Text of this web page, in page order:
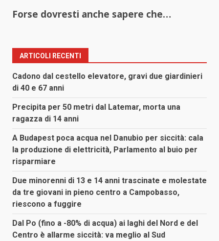
Forse dovresti anche sapere che…
ARTICOLI RECENTI
Cadono dal cestello elevatore, gravi due giardinieri
di 40 e 67 anni
Precipita per 50 metri dal Latemar, morta una
ragazza di 14 anni
A Budapest poca acqua nel Danubio per siccità: cala
la produzione di elettricità, Parlamento al buio per
risparmiare
Due minorenni di 13 e 14 anni trascinate e molestate
da tre giovani in pieno centro a Campobasso,
riescono a fuggire
Dal Po (fino a -80% di acqua) ai laghi del Nord e del
Centro è allarme siccità: va meglio al Sud